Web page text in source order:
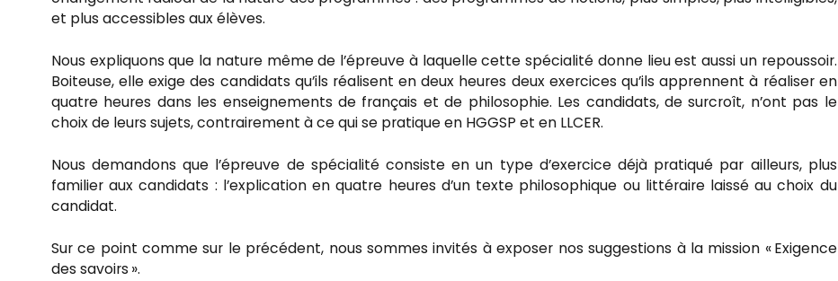
et plus accessibles aux élèves.
Nous expliquons que la nature même de l’épreuve à laquelle cette spécialité donne lieu est aussi un repoussoir.
Boiteuse, elle exige des candidats qu’ils réalisent en deux heures deux exercices qu’ils apprennent à réaliser en
quatre heures dans les enseignements de français et de philosophie. Les candidats, de surcroît, n’ont pas le
choix de leurs sujets, contrairement à ce qui se pratique en HGGSP et en LLCER.
Nous demandons que l’épreuve de spécialité consiste en un type d’exercice déjà pratiqué par ailleurs, plus
familier aux candidats : l’explication en quatre heures d’un texte philosophique ou littéraire laissé au choix du
candidat.
Sur ce point comme sur le précédent, nous sommes invités à exposer nos suggestions à la mission « Exigence
des savoirs ».